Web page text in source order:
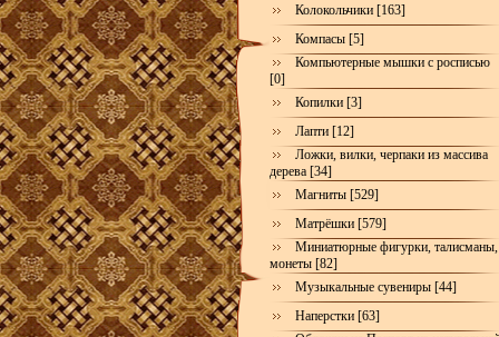
Колокольчики [163]
Компасы [5]
Компьютерные мышки с росписью
[0]
Копилки [3]
Лапти [12]
Ложки, вилки, черпаки из массива
дерева [34]
Магниты [529]
Матрёшки [579]
Миниатюрные фигурки, талисманы,
монеты [82]
Музыкальные сувениры [44]
Наперстки [63]